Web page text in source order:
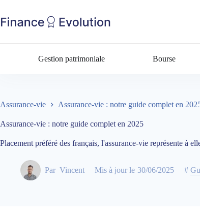
Gestion patrimoniale Bourse
Assurance-vie Assurance-vie : notre guide complet en
Assurance-vie : notre guide complet en 2025
Placement préféré des français, l'assurance-vie représente à
Par Vincent Mis à jour le 30/06/2025 #